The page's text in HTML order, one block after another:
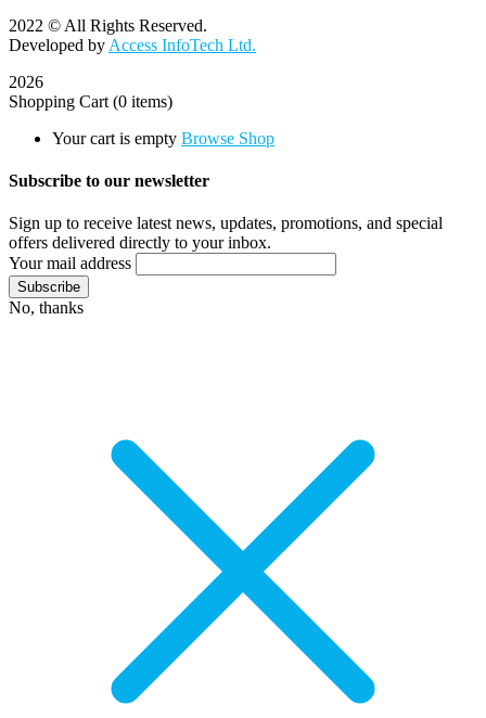
2022 © All Rights Reserved.
Developed by Access InfoTech Ltd.
2026
Shopping Cart (0 items)
Your cart is empty Browse Shop
Subscribe to our newsletter
Sign up to receive latest news, updates, promotions, and special
offers delivered directly to your inbox.
Your mail address
No, thanks